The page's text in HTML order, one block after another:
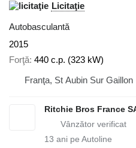
Licitaţie
Autobasculantă
2015
Forţă 440 c.p. (323 kW)
Franţa, St Aubin Sur Gaillon
Ritchie Bros France
13 ani pe Autoline